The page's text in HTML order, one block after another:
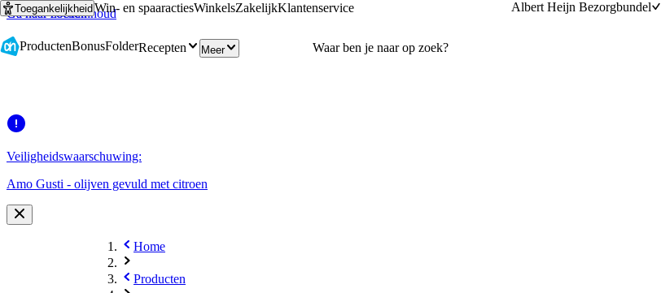
Ga naar hoofdinhoud
Ga naar zoeken
ToegankelijkheidWin- en spaaractiesWinkelsZakelijkKlantenservice Albert Heijn Bezorgbundel
ProductenBonusFolderRecepten Meer
Veiligheidswaarschuwing:
Amo Gusti - olijven gevuld met citroen
Home
Producten